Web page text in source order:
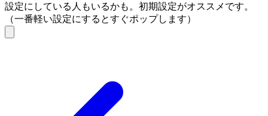
設定にしている人もいるかも。初期設定がオススメです。
（一番軽い設定にするとすぐポップします）